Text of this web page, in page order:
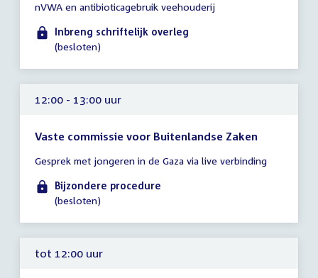
vergadering
tot
12:00
nVWA en antibioticagebruik veehouderij
Inbreng schriftelijk overleg
(besloten)
12:00 - 13:00 uur
Vaste commissie voor Buitenlandse Zaken
vergadering
12:00
-
uur
Gesprek met jongeren in de Gaza via live verbinding
Bijzondere procedure
(besloten)
tot 12:00 uur